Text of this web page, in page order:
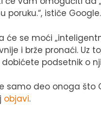
poruku.“, ističe Google.
će se moći
i brže pronaći. Uz
dobićete podsetnik o
samo deo onoga što
objavi.